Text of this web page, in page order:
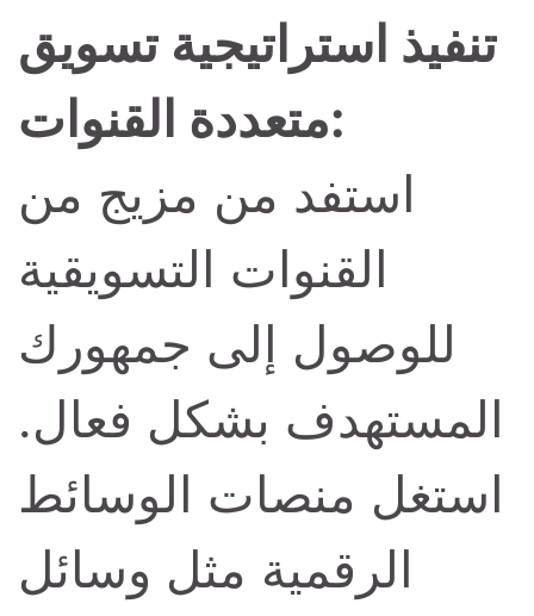
تنفيذ استراتيجية تسويق
متعددة القنوات:
استفد من مزيج من
القنوات التسويقية
للوصول إلى جمهورك
المستهدف بشكل فعال.
استغل منصات الوسائط
الرقمية مثل وسائل